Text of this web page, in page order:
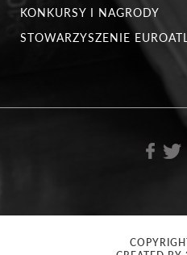
KONKURSY I NAGRODY
STOWARZYSZENIE